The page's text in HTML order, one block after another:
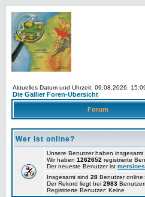
Aktuelles Datum und Uhrzeit: 09.08.2026,
Die Gallier Foren-Übersicht
Forum
Wer ist online?
Unsere Benutzer haben insgesamt
Wir haben 1262652 registrierte
Der neueste Benutzer ist mersines
Insgesamt sind 28 Benutzer
Der Rekord liegt bei 2983
Registrierte Benutzer: Keine